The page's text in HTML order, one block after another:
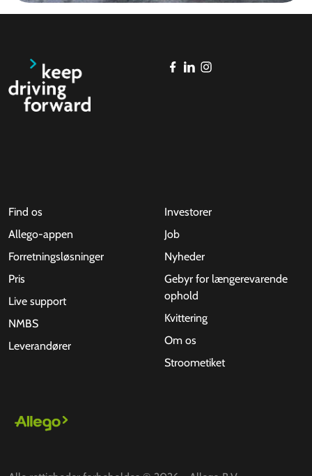
Find os
Allego-appen
Forretningsløsninger
Pris
Live support
NMBS
Leverandører
Investorer
Job
Nyheder
Gebyr for længerevarende
ophold
Kvittering
Om os
Stroometiket